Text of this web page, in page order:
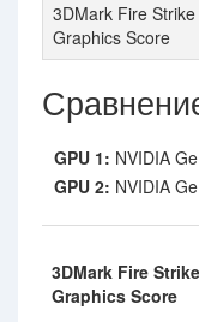
3DMark Fire Strike
Graphics Score
GPU 1: NVIDIA
GPU 2: NVIDIA
3DMark Fire
Graphics Score